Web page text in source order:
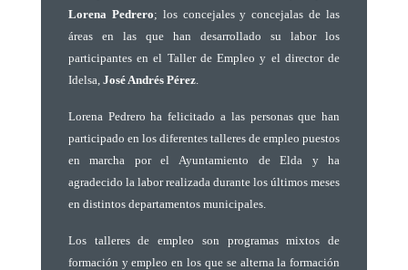
Lorena Pedrero; los concejales y concejalas de las
áreas en las que han desarrollado su labor los
participantes en el Taller de Empleo y el director de
Idelsa, José Andrés Pérez.
Lorena Pedrero ha felicitado a las personas que han
participado en los diferentes talleres de empleo puestos
en marcha por el Ayuntamiento de Elda y ha
agradecido la labor realizada durante los últimos meses
en distintos departamentos municipales.
Los talleres de empleo son programas mixtos de
formación y empleo en los que se alterna la formación